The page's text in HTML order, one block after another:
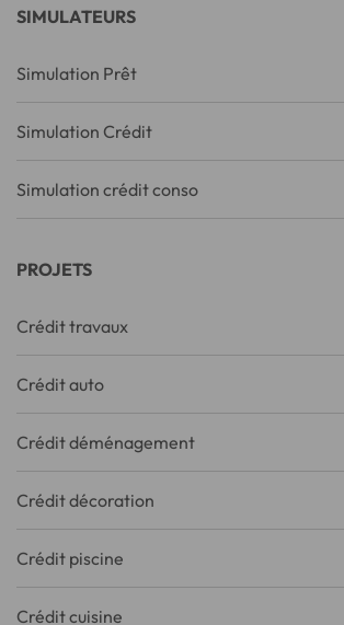
SIMULATEURS
Simulation Prêt
Simulation Crédit
Simulation crédit conso
PROJETS
Crédit travaux
Crédit auto
Crédit déménagement
Crédit décoration
Crédit piscine
Crédit cuisine